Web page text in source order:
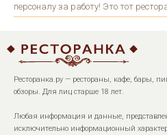
персоналу за работу! Это тот
Ресторанка.ру — рестораны, кафе, бары,
обзоры. Для лиц старше 18 лет.
Любая информация и данные,
исключительно информационный